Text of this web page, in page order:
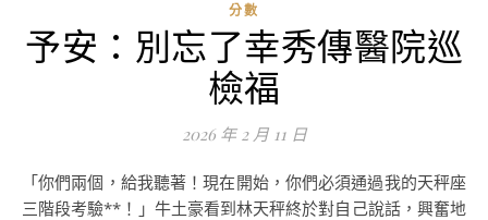
分數
予安：別忘了幸秀傳醫院巡
檢福
2026 年 2 月 11 日
「你們兩個，給我聽著！現在開始，你們必須通過我的天秤座
三階段考驗**！」牛土豪看到林天秤終於對自己說話，興奮地